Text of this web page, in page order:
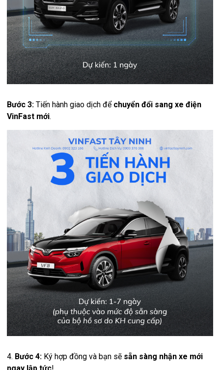
Bước 3: Tiến hành giao dịch để chuyển đổi sang xe điện
VinFast mới.
4. Bước 4: Ký hợp đồng và bạn sẽ sẵn sàng nhận xe mới